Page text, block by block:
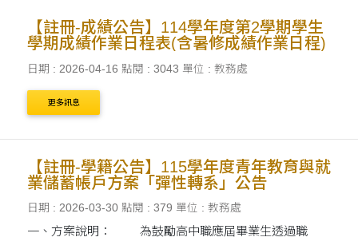
【註冊-成績公告】114學年度第2學期學生
學期成績作業日程表(含暑修成績作業日程)
日期 : 2026-04-16 點閱 : 3043 單位 : 教務處
更多訊息
【註冊-學籍公告】115學年度青年教育與就
業儲蓄帳戶方案「彈性轉系」公告
日期 : 2026-03-30 點閱 : 379 單位 : 教務處
一、方案說明： 為鼓勵高中職應屆畢業生透過職